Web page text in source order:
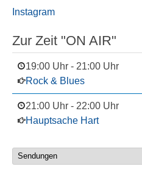
Instagram
Zur Zeit "ON AIR"
19:00 Uhr - 21:00 Uhr
Rock & Blues
21:00 Uhr - 22:00 Uhr
Hauptsache Hart